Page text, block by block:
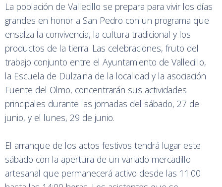
La población de Vallecillo se prepara para vivir los días
grandes en honor a San Pedro con un programa que
ensalza la convivencia, la cultura tradicional y los
productos de la tierra. Las celebraciones, fruto del
trabajo conjunto entre el Ayuntamiento de Vallecillo,
la Escuela de Dulzaina de la localidad y la asociación
Fuente del Olmo, concentrarán sus actividades
principales durante las jornadas del sábado, 27 de
junio, y el lunes, 29 de junio.
El arranque de los actos festivos tendrá lugar este
sábado con la apertura de un variado mercadillo
artesanal que permanecerá activo desde las 11:00